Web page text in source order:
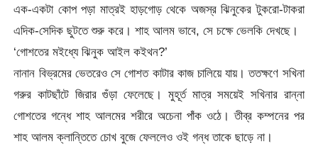
এক-একটা কোপ পড়া মাত্রই হাড়গোড় থেকে অজস্র ঝিনুকের টুকরো-টাকরা
এদিক-সেদিক ছুটতে শুরু করে। শাহ আলম ভাবে, সে চক্ষে ভেলকি দেখছে।
‘গোশতের মইধ্যে ঝিনুক আইল কইথন?’
নানান বিভ্রমের ভেতরেও সে গোশত কাটার কাজ চালিয়ে যায়। ততক্ষণে সখিনা
গরুর কাটছাঁটে জিরার গুঁড়া ফেলেছে। মুহূর্ত মাত্র সময়েই সখিনার রান্না
গোশতের গন্ধে শাহ আলমের শরীরে অচেনা পাঁক ওঠে। তীব্র কম্পনের পর
শাহ আলম ক্লান্তিতে চোখ বুজে ফেললেও ওই গন্ধ তাকে ছাড়ে না।